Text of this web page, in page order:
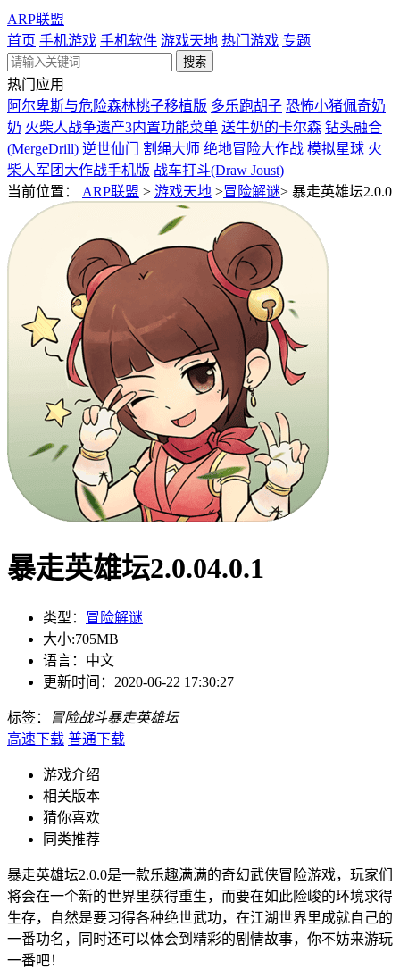
ARP联盟
首页 手机游戏 手机软件 游戏天地 热门游戏 专题
热门应用
阿尔卑斯与危险森林桃子移植版 多乐跑胡子 恐怖小猪佩奇奶
奶 火柴人战争遗产3内置功能菜单 送牛奶的卡尔森 钻头融合
(MergeDrill) 逆世仙门 割绳大师 绝地冒险大作战 模拟星球 火
柴人军团大作战手机版 战车打斗(Draw Joust)
当前位置： ARP联盟 > 游戏天地 >冒险解谜> 暴走英雄坛2.0.0
暴走英雄坛2.0.04.0.1
类型： 冒险解谜
大小:705MB
语言： 中文
更新时间： 2020-06-22 17:30:27
标签： 冒险战斗暴走英雄坛
高速下载 普通下载
游戏介绍
相关版本
猜你喜欢
同类推荐
暴走英雄坛2.0.0是一款乐趣满满的奇幻武侠冒险游戏，玩家们
将会在一个新的世界里获得重生，而要在如此险峻的环境求得
生存，自然是要习得各种绝世武功，在江湖世界里成就自己的
一番功名，同时还可以体会到精彩的剧情故事，你不妨来游玩
一番吧！